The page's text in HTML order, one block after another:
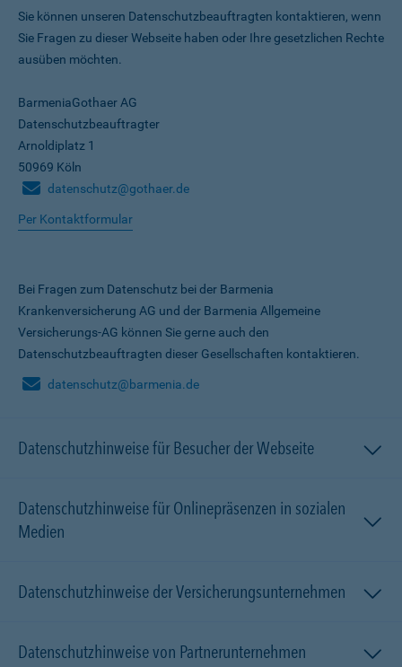
Sie können unseren Datenschutz­beauftragten kontaktieren, wenn
Sie Fragen zu dieser Webseite haben oder Ihre gesetzlichen Rechte
ausüben möchten.
BarmeniaGothaer AG
Datenschutzbeauftragter
Arnoldiplatz 1
50969 Köln
datenschutz@gothaer.de
Per Kontaktformular
Bei Fragen zum Datenschutz bei der Barmenia
Krankenversicherung AG und der Barmenia Allgemeine
Versicherungs-AG können Sie gerne auch den
Datenschutzbeauftragten dieser Gesellschaften kontaktieren.
datenschutz@barmenia.de
Datenschutzhinweise für Besucher der Webseite
Datenschutzhinweise für Onlinepräsenzen in sozialen
Medien
Datenschutzhinweise der Versicherungsunternehmen
Datenschutzhinweise von Partnerunternehmen